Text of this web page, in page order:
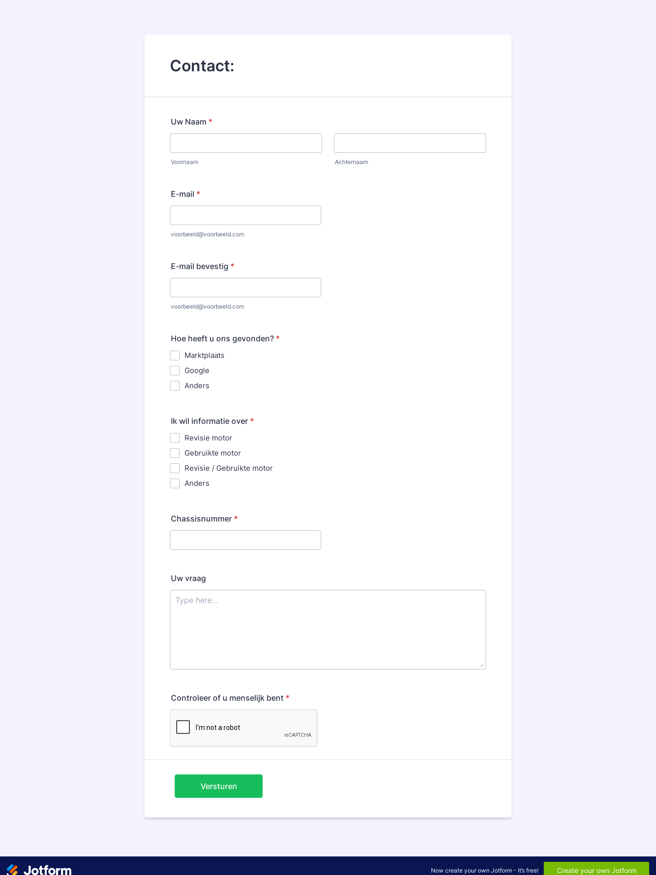
Contact:
Uw Naam *
Voornaam Achternaam
E-mail *
voorbeeld@voorbeeld.com
E-mail bevestig *
voorbeeld@voorbeeld.com
Hoe heeft u ons gevonden? *
Marktplaats
Google
Anders
Ik wil informatie over *
Revisie motor
Gebruikte motor
Revisie / Gebruikte motor
Anders
Chassisnummer *
Uw vraag
Controleer of u menselijk bent *
Versturen